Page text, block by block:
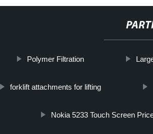
Polymer Filtration
forklift attachments for lifting
Nokia 5233 Touch Screen